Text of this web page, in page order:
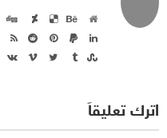
اترك تعليقاً